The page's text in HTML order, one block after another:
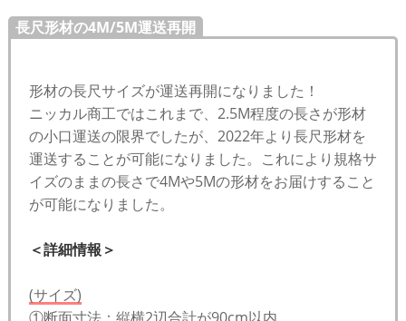
長尺形材の4M/5M運送再開
形材の長尺サイズが運送再開になりました！
ニッカル商工ではこれまで、2.5M程度の長さが形材
の小口運送の限界でしたが、2022年より長尺形材を
運送することが可能になりました。これにより規格サ
イズのままの長さで4Mや5Mの形材をお届けすること
が可能になりました。
＜詳細情報＞
(サイズ)